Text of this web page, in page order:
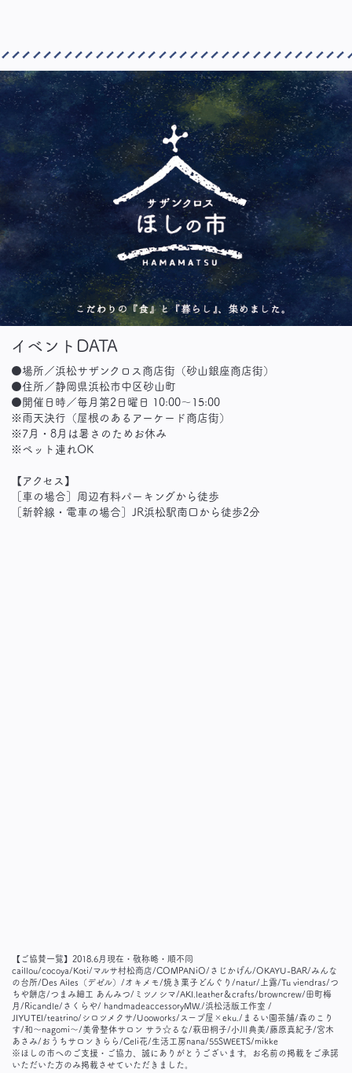
イベントDATA
●場所／浜松サザンクロス商店街（砂山銀座商店街）
●住所／静岡県浜松市中区砂山町
●開催日時／毎月第2日曜日 10:00～15:00
※雨天決行（屋根のあるアーケード商店街）
※7月・8月は暑さのためお休み
※ペット連れOK
【アクセス】
［車の場合］周辺有料パーキングから徒歩
［新幹線・電車の場合］JR浜松駅南口から徒歩2分
【ご協賛一覧】2018.6月現在・敬称略・順不同
caillou/cocoya/Koti/マルサ村松商店/COMPANiO/さじかげん/OKAYU-BAR/みんな
の台所/Des Ailes（デゼル）/オキメモ/焼き菓子どんぐり/natur/上露/Tu viendras/つ
ちや餅店/つまみ細工 あんみつ/ミツノシマ/AKI.leather＆crafts/browncrew/田町梅
月/Ricandle/さくらや/ handmadeaccessoryMW./浜松活版工作室 /
JIYUTEI/teatrino/シロツメクサ/Uooworks/スープ屋×eku./まるい園茶舗/森のこり
す/和～nagomi～/美骨整体サロン サラ☆るな/萩田桐子/小川典美/藤原真紀子/宮木
あさみ/おうちサロンきらら/Celi花/生活工房nana/55SWEETS/mikke
※ほしの市へのご支援・ご協力、誠にありがとうございます。お名前の掲載をご承諾
いただいた方のみ掲載させていただきました。